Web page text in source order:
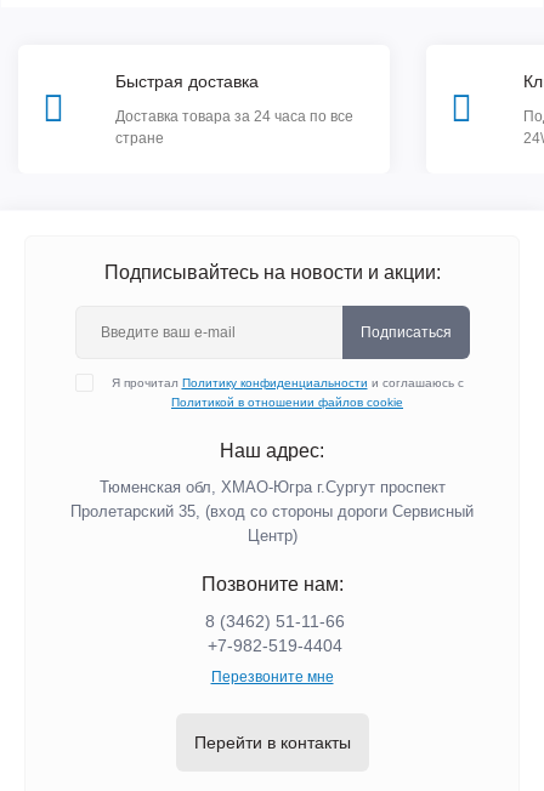
Быстрая доставка
Доставка товара за 24 часа по все
стране
Подписывайтесь на новости и акции:
Подписаться
Я прочитал Политику конфиденциальности и соглашаюсь с
Политикой в отношении файлов cookie
Наш адрес:
Тюменская обл, ХМАО-Югра г.Сургут проспект
Пролетарский 35, (вход со стороны дороги Сервисный
Центр)
Позвоните нам:
8 (3462) 51-11-66
+7-982-519-4404
Перезвоните мне
Перейти в контакты